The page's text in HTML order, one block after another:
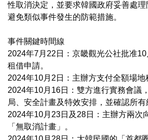
性取消決定，並要求韓國政府妥善處
避免類似事件發生的防範措施。
事件關鍵時間線
2024年7月22日：京畿觀光公社批准
租借申請。
2024年10月2日：主辦方支付全額場地
2024年10月16日：雙方進行實務會議
局、安全計畫及特效安排，並確認所有
2024年10月23日及28日：主辦方兩次
「無取消計畫」。